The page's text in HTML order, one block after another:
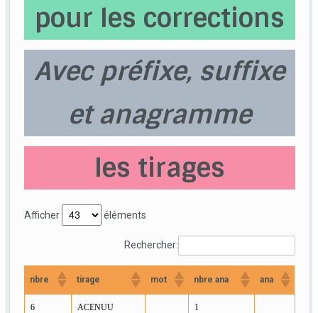
pour les corrections
Avec préfixe, suffixe
et anagramme
les tirages
Afficher éléments
Rechercher:
nbre tirage mot nbre ana ana
6 ACENUU 1